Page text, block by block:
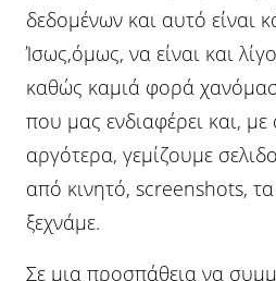
δεδομένων και αυτό είναι
Ίσως,όμως, να είναι και
καθώς καμιά φορά
που μας ενδιαφέρει και,
αργότερα, γεμίζουμε
από κινητό, screenshots, τα
ξεχνάμε.
Σε μια προσπάθεια να